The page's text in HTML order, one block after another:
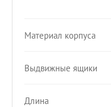
Материал корпуса
Выдвижные ящики
Длина